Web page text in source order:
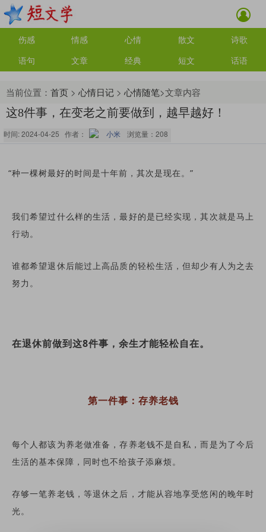
伤感 情感 心情 散文
诗歌
语句
文章 经典 短文 话语
当前位置： 首页 > 心情日记 > 心情随笔>文章内容
这8件事，在变老之前要做到，越早越好！
时间: 2024-04-25 作者： 小米 浏览量： 208
“种一棵树最好的时间是十年前，其次是现在。”
我们希望过什么样的生活，最好的是已经实现，其次就是马上
行动。
谁都希望退休后能过上高品质的轻松生活，但却少有人为之去
努力。
在退休前做到这8件事，余生才能轻松自在。
第一件事：存养老钱
每个人都该为养老做准备，存养老钱不是自私，而是为了今后
生活的基本保障，同时也不给孩子添麻烦。
存够一笔养老钱，等退休之后，才能从容地享受悠闲的晚年时
光。